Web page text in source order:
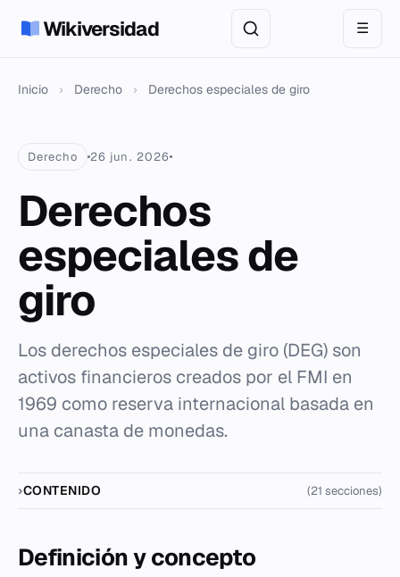
Wikiversidad ☰
Inicio › Derecho › Derechos especiales de giro
Derecho 26 jun. 2026
Derechos
especiales de
giro
Los derechos especiales de giro (DEG) son
activos financieros creados por el FMI en
1969 como reserva internacional basada en
una canasta de monedas.
CONTENIDO (21 secciones)
Definición y concepto